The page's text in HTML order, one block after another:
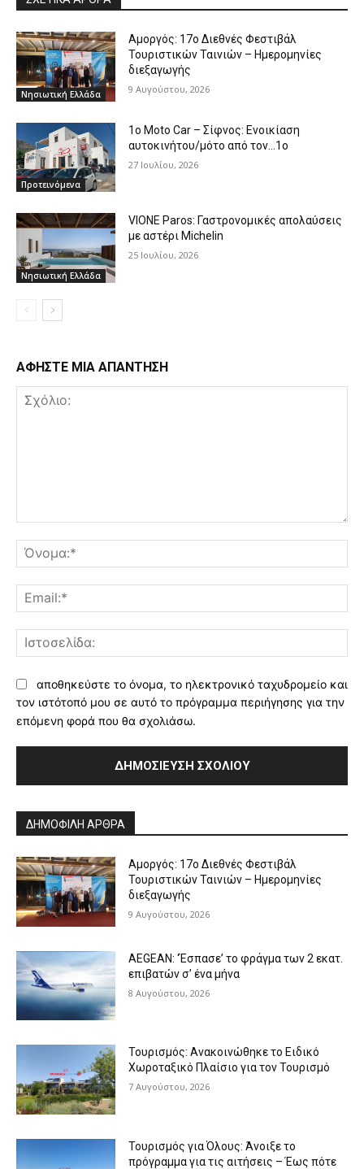
Νησιωτική Ελλάδα
Αμοργός: 17ο Διεθνές Φεστιβάλ
Τουριστικών Ταινιών – Ημερομηνίες
διεξαγωγής
9 Αυγούστου, 2026
Προτεινόμενα
1o Moto Car – Σίφνος: Ενοικίαση
αυτοκινήτου/μότο από τον…1ο
27 Ιουλίου, 2026
Νησιωτική Ελλάδα
VIONE Paros: Γαστρονομικές απολαύσεις
με αστέρι Michelin
25 Ιουλίου, 2026
ΑΦΗΣΤΕ ΜΙΑ ΑΠΑΝΤΗΣΗ
αποθηκεύστε το όνομα, το ηλεκτρονικό ταχυδρομείο και
τον ιστότοπό μου σε αυτό το πρόγραμμα περιήγησης για την
επόμενη φορά που θα σχολιάσω.
ΔΗΜΟΦΙΛΗ ΑΡΘΡΑ
Αμοργός: 17ο Διεθνές Φεστιβάλ
Τουριστικών Ταινιών – Ημερομηνίες
διεξαγωγής
9 Αυγούστου, 2026
AEGEAN: ‘Έσπασε’ το φράγμα των 2 εκατ.
επιβατών σ’ ένα μήνα
8 Αυγούστου, 2026
Τουρισμός: Ανακοινώθηκε το Ειδικό
Χωροταξικό Πλαίσιο για τον Τουρισμό
7 Αυγούστου, 2026
Τουρισμός για Όλους: Άνοιξε το
πρόγραμμα για τις αιτήσεις – Έως πότε